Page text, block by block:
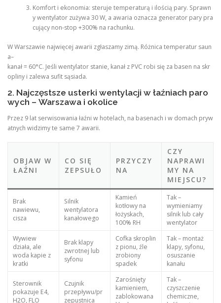
Komfort i ekonomia: steruje temperaturą i ilością pary. Sprawn
y wentylator zużywa 30 W, a awaria oznacza generator pary pra
cujący non-stop +300% na rachunku.
W Warszawie najwięcej awarii zgłaszamy zimą. Różnica temperatur saun
a–
kanał = 60°C. Jeśli wentylator stanie, kanał z PVC robi się za basen na skr
opliny i zalewa sufit sąsiada.
2. Najczęstsze usterki wentylacji w łaźniach paro
wych – Warszawa i okolice
Przez 9 lat serwisowania łaźni w hotelach, na basenach i w domach pryw
atnych widzimy te same 7 awarii.
OBJAW W
ŁAŹNI
CO SIĘ
ZEPSUŁO
PRZYCZY
NA
CZY
NAPRAWI
MY NA
MIEJSCU?
Brak
nawiewu,
cisza
Silnik
wentylatora
kanałowego
Kamień
kotłowy na
łożyskach,
100% RH
Tak –
wymieniamy
silnik lub cały
wentylator
Wywiew
działa, ale
woda kapie z
kratki
Brak klapy
zwrotnej lub
syfonu
Cofka skroplin
z pionu, źle
zrobiony
spadek
Tak – montaż
klapy, syfonu,
osuszanie
kanału
Sterownik
pokazuje E4,
H2O, FLO
Czujnik
przepływu/pr
zepustnica
Zarośnięty
kamieniem,
zablokowana
Tak –
czyszczenie
chemiczne,